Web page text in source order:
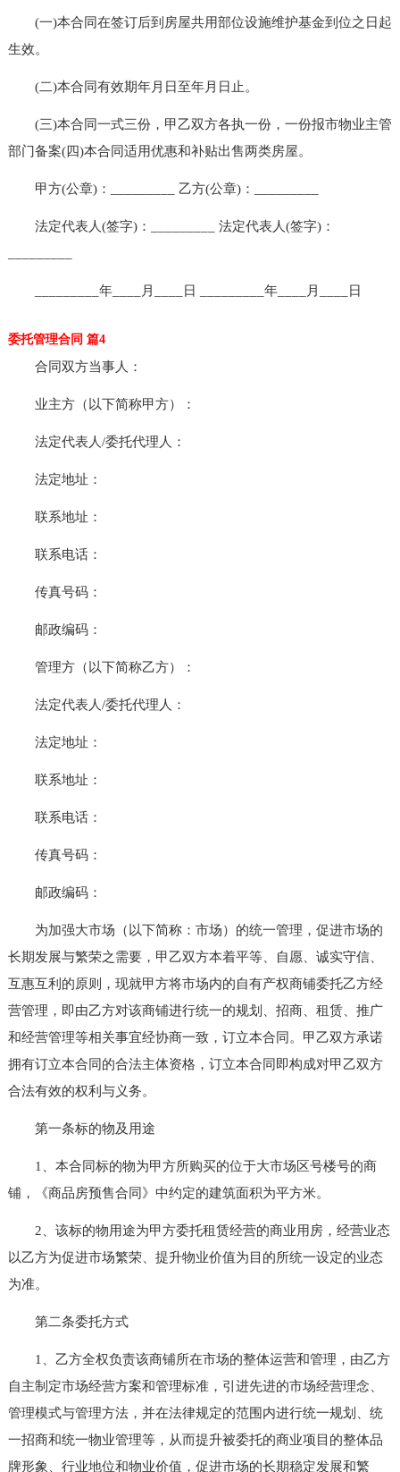
(一)本合同在签订后到房屋共用部位设施维护基金到位之日起
生效。
(二)本合同有效期年月日至年月日止。
(三)本合同一式三份，甲乙双方各执一份，一份报市物业主管
部门备案(四)本合同适用优惠和补贴出售两类房屋。
甲方(公章)：_________ 乙方(公章)：_________
法定代表人(签字)：_________ 法定代表人(签字)：
_________年____月____日 _________年____月____日
委托管理合同 篇4
合同双方当事人：
业主方（以下简称甲方）：
法定代表人/委托代理人：
法定地址：
联系地址：
联系电话：
传真号码：
邮政编码：
管理方（以下简称乙方）：
法定代表人/委托代理人：
法定地址：
联系地址：
联系电话：
传真号码：
邮政编码：
为加强大市场（以下简称：市场）的统一管理，促进市场的
长期发展与繁荣之需要，甲乙双方本着平等、自愿、诚实守信、
互惠互利的原则，现就甲方将市场内的自有产权商铺委托乙方经
营管理，即由乙方对该商铺进行统一的规划、招商、租赁、推广
和经营管理等相关事宜经协商一致，订立本合同。甲乙双方承诺
拥有订立本合同的合法主体资格，订立本合同即构成对甲乙双方
合法有效的权利与义务。
第一条标的物及用途
1、本合同标的物为甲方所购买的位于大市场区号楼号的商
铺，《商品房预售合同》中约定的建筑面积为平方米。
2、该标的物用途为甲方委托租赁经营的商业用房，经营业态
以乙方为促进市场繁荣、提升物业价值为目的所统一设定的业态
为准。
第二条委托方式
1、乙方全权负责该商铺所在市场的整体运营和管理，由乙方
自主制定市场经营方案和管理标准，引进先进的市场经营理念、
管理模式与管理方法，并在法律规定的范围内进行统一规划、统
一招商和统一物业管理等，从而提升被委托的商业项目的整体品
牌形象、行业地位和物业价值，促进市场的长期稳定发展和繁